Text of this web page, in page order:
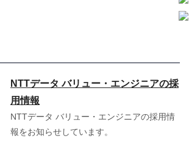
NTTデータ バリュー・エンジニアの採
用情報
NTTデータ バリュー・エンジニアの採用情
報をお知らせしています。